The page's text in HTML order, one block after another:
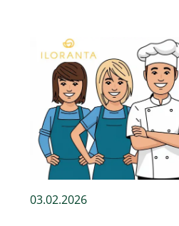
03.02.2026